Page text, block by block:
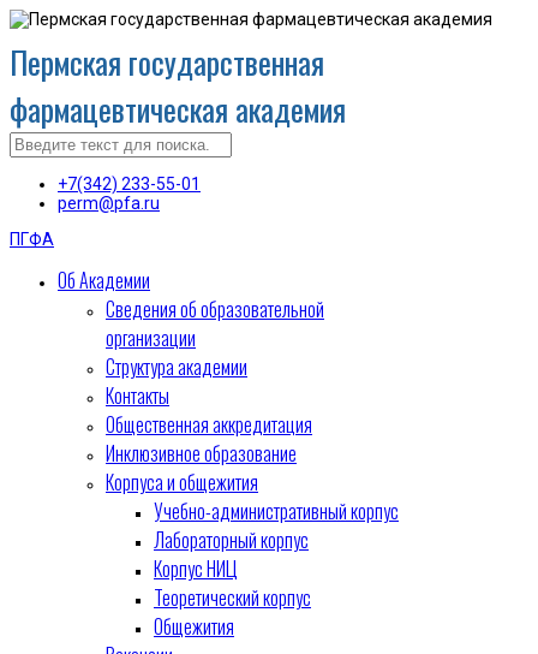
Пермская государственная
фармацевтическая академия
+7(342) 233-55-01
perm@pfa.ru
ПГФА
Об Академии
Сведения об образовательной
организации
Структура академии
Контакты
Общественная аккредитация
Инклюзивное образование
Корпуса и общежития
Учебно-административный корпус
Лабораторный корпус
Корпус НИЦ
Теоретический корпус
Общежития